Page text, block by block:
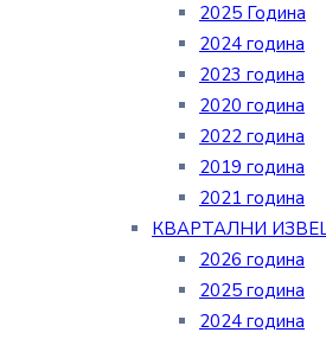
2025 Година
2024 година
2023 година
2020 година
2022 година
2019 година
2021 година
КВАРТАЛНИ
2026 година
2025 година
2024 година